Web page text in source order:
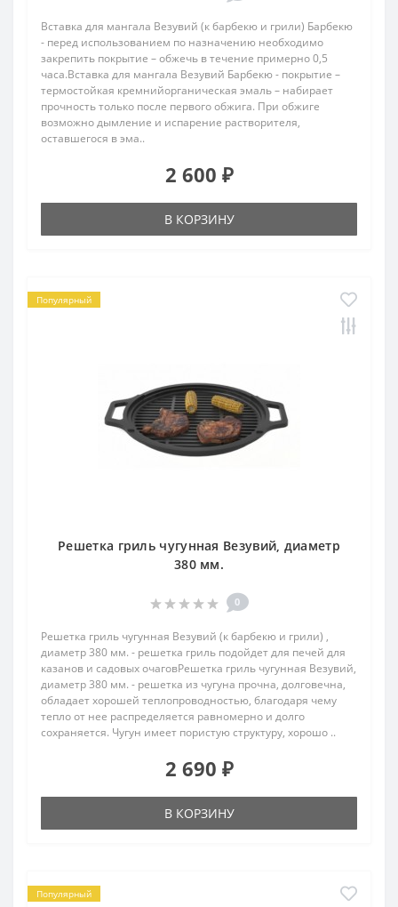
Вставка для мангала Везувий (к барбекю и грили) Барбекю
- перед использованием по назначению необходимо
закрепить покрытие – обжечь в течение примерно 0,5
часа.Вставка для мангала Везувий Барбекю - покрытие –
термостойкая кремнийорганическая эмаль – набирает
прочность только после первого обжига. При обжиге
возможно дымление и испарение растворителя,
оставшегося в эма..
2 600 ₽
В КОРЗИНУ
Популярный
Решетка гриль чугунная Везувий, диаметр
380 мм.
0
Решетка гриль чугунная Везувий (к барбекю и грили) ,
диаметр 380 мм. - решетка гриль подойдет для печей для
казанов и садовых очаговРешетка гриль чугунная Везувий,
диаметр 380 мм. - решетка из чугуна прочна, долговечна,
обладает хорошей теплопроводностью, благодаря чему
тепло от нее распределяется равномерно и долго
сохраняется. Чугун имеет пористую структуру, хорошо ..
2 690 ₽
В КОРЗИНУ
Популярный